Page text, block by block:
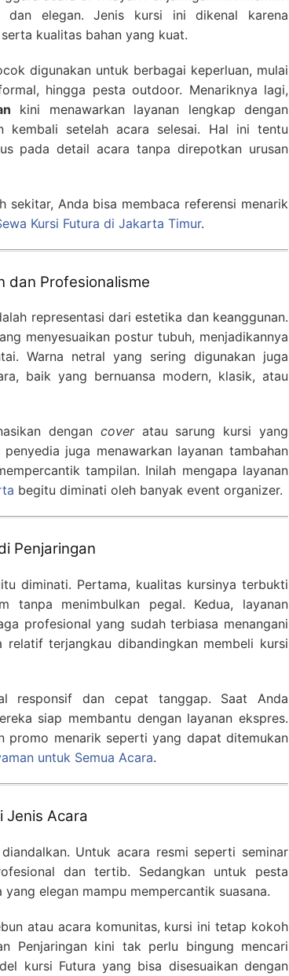
dan elegan. Jenis kursi ini dikenal karena
kualitas bahan yang kuat.
digunakan untuk berbagai keperluan, mulai
hingga pesta outdoor. Menariknya lagi,
kini menawarkan layanan lengkap dengan
kembali setelah acara selesai. Hal ini tentu
pada detail acara tanpa direpotkan urusan
Anda bisa membaca referensi menarik
Kursi Futura di Jakarta Timur.
dan Profesionalisme
representasi dari estetika dan keanggunan.
menyesuaikan postur tubuh, menjadikannya
Warna netral yang sering digunakan juga
baik yang bernuansa modern, klasik, atau
dengan coveratau sarung kursi yang
juga menawarkan layanan tambahan
tampilan. Inilah mengapa layanan
begitu diminati oleh banyak event organizer.
Penjaringan
diminati. Pertama, kualitas kursinya terbukti
tanpa menimbulkan pegal. Kedua, layanan
profesional yang sudah terbiasa menangani
relatif terjangkau dibandingkan membeli kursi
responsif dan cepat tanggap. Saat Anda
siap membantu dengan layanan ekspres.
promo menarik seperti yang dapat ditemukan
untuk Semua Acara.
Jenis Acara
Untuk acara resmi seperti seminar
dan tertib. Sedangkan untuk pesta
elegan mampu mempercantik suasana.
atau acara komunitas, kursi ini tetap kokoh
Penjaringan kini tak perlu bingung mencari
kursi Futura yang bisa disesuaikan dengan